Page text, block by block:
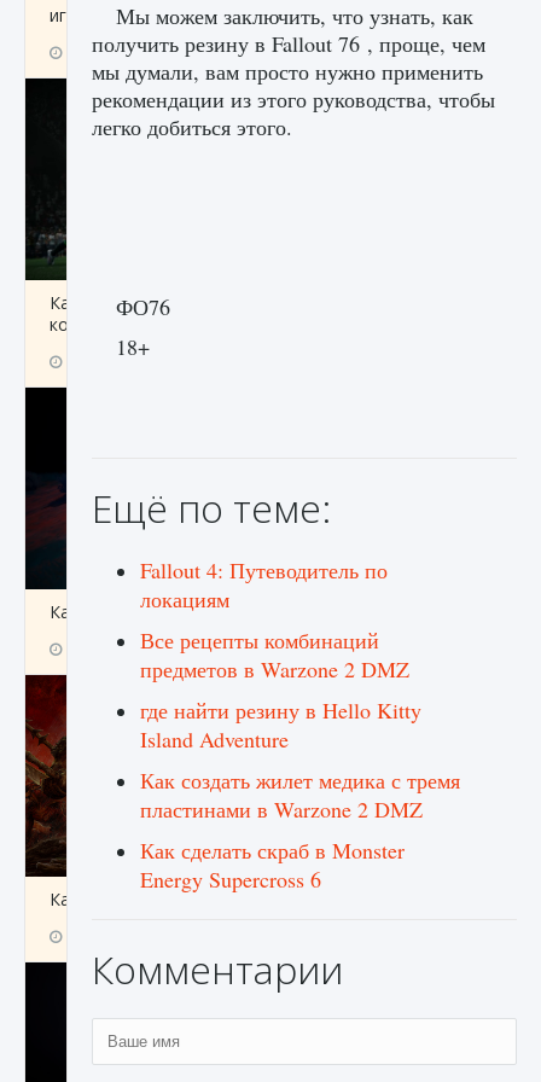
игре Creatures of Ava
9 августа 2024 1 164 0 0
Как исправить ошибку EA FC 25 beta,
которая не работает
9 августа 2024
Как создавать предметы в Creatures of Ava
9 августа 2024 1 266 0
Как найти Гробницу Изгоев в Diablo 4
Мы можем заключить, что узнать, как
получить резину в Fallout 76 , проще, чем
мы думали, вам просто нужно применить
рекомендации из этого руководства, чтобы
легко добиться этого.
ФО76
18+
Ещё по теме:
Fallout 4: Путеводитель по
локациям
Все рецепты комбинаций
предметов в Warzone 2 DMZ
где найти резину в Hello Kitty
Island Adventure
Как создать жилет медика с тремя
пластинами в Warzone 2 DMZ
Как сделать скраб в Monster
Energy Supercross 6
Комментарии